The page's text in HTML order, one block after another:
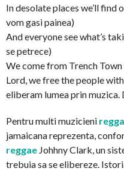
In desolate places we’ll find
vom gasi painea)
And everyone see what’s
se petrece)
We come from Trench
Lord, we free the people
eliberam lumea prin muzica.
Pentru multi muzicieni
jamaicana reprezenta,
reggae Johhny Clark, un
trebuia sa se elibereze.